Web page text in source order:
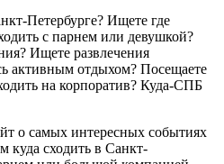
Петербурге? Ищете где
с парнем или девушкой?
Ищете развлечения
активным отдыхом? Посещаете
на корпоратив? Куда-СПБ
о самых интересных событиях
куда сходить в Санкт-